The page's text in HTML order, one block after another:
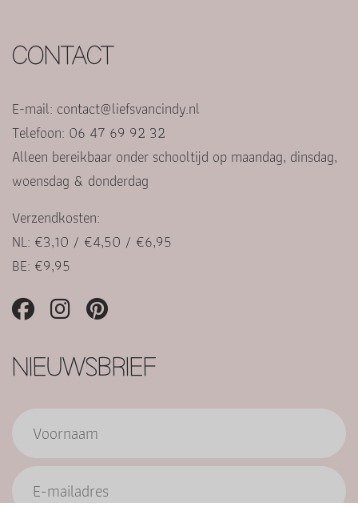
CONTACT
E-mail: contact@liefsvancindy.nl
Telefoon: 06 47 69 92 32
Alleen bereikbaar onder schooltijd op maandag, dinsdag,
woensdag & donderdag
Verzendkosten:
NL: €3,10 / €4,50 / €6,95
BE: €9,95
NIEUWSBRIEF